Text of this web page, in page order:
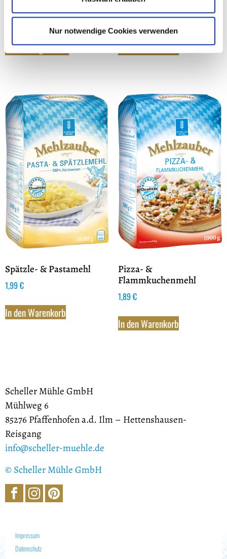
Nur notwendige Cookies verwenden
Weizenmehl Type 405
1,39€
Ausführung wählen
Roggenmehl Type 1150
1,59€
In den Warenkorb
Spätzle- & Pastamehl
1,99€
In den Warenkorb
Pizza- &
Flammkuchenmehl
1,89€
In den Warenkorb
Scheller Mühle GmbH
Mühlweg 6
85276 Pfaffenhofen a.d. Ilm – Hettenshausen-
Reisgang
info@scheller-muehle.de
©Scheller Mühle GmbH
Impressum
Datenschutz